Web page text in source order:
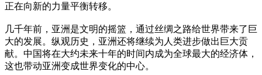
正在向新的力量平衡转移。
几千年前，亚洲是文明的摇篮，通过丝绸之路给世界带来了巨
大的发展。纵观历史，亚洲还将继续为人类进步做出巨大贡
献。中国将在大约未来十年的时间内成为全球最大的经济体，
这也带动亚洲变成世界变化的中心。